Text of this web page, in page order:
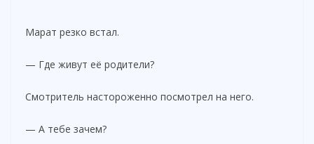
Марат резко встал.
— Где живут её родители?
Смотритель настороженно посмотрел на него.
— А тебе зачем?